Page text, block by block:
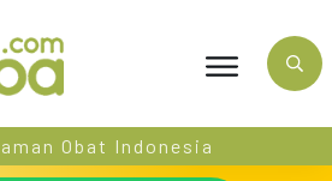
Obat Indonesia